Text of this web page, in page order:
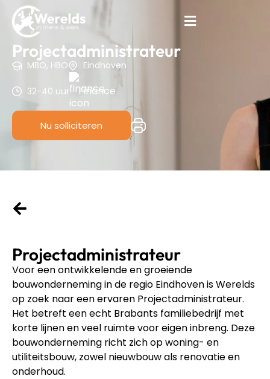
Projectadministrateur
MBO, HBO Eindhoven
32-40 uur Finance
Nu solliciteren
Projectadministrateur
Voor een ontwikkelende en groeiende
bouwonderneming in de regio Eindhoven is Werelds
op zoek naar een ervaren Projectadministrateur.
Het betreft een echt Brabants familiebedrijf met
korte lijnen en veel ruimte voor eigen inbreng. Deze
bouwonderneming richt zich op woning- en
utiliteitsbouw, zowel nieuwbouw als renovatie en
onderhoud.